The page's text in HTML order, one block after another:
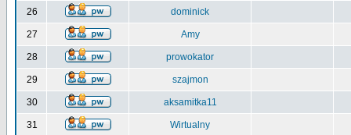
26 dominick
27 Amy
28 prowokator
29 szajmon
30 aksamitka11
31 Wirtualny